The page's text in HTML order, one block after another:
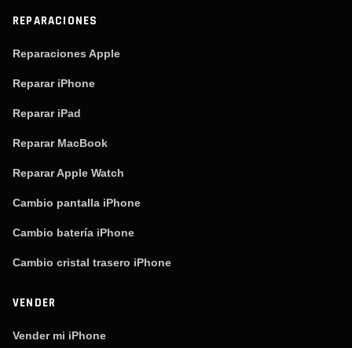
REPARACIONES
Reparaciones Apple
Reparar iPhone
Reparar iPad
Reparar MacBook
Reparar Apple Watch
Cambio pantalla iPhone
Cambio batería iPhone
Cambio cristal trasero iPhone
VENDER
Vender mi iPhone